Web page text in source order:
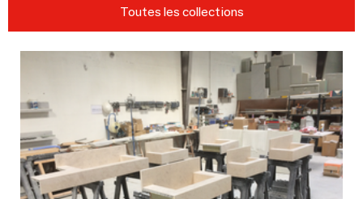
Toutes les collections